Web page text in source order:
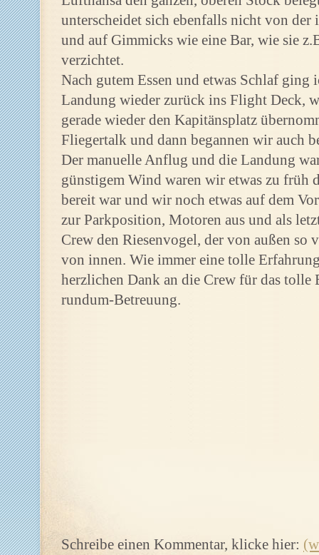
unterscheidet sich ebenfalls nicht von der
und auf Gimmicks wie eine Bar, wie sie
verzichtet.
Nach gutem Essen und etwas Schlaf
Landung wieder zurück ins Flight Deck,
gerade wieder den Kapitänsplatz
Fliegertalk und dann begannen wir auch
Der manuelle Anflug und die Landung
günstigem Wind waren wir etwas zu früh
bereit war und wir noch etwas auf dem
zur Parkposition, Motoren aus und als
Crew den Riesenvogel, der von außen so
von innen. Wie immer eine tolle
herzlichen Dank an die Crew für das tolle
rundum-Betreuung.
Schreibe einen Kommentar, klicke hier: